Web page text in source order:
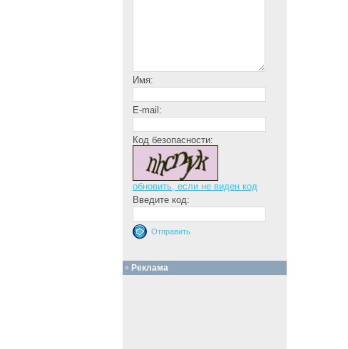
Имя:
E-mail:
Код безопасности:
обновить, если не виден код
Введите код:
Реклама